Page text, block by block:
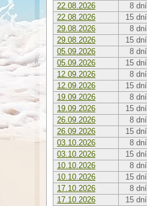
22.08.2026
8 dní
22.08.2026
15 dní
29.08.2026
8 dní
29.08.2026
15 dní
05.09.2026
8 dní
05.09.2026
15 dní
12.09.2026
8 dní
12.09.2026
15 dní
19.09.2026
8 dní
19.09.2026
15 dní
26.09.2026
8 dní
26.09.2026
15 dní
03.10.2026
8 dní
03.10.2026
15 dní
10.10.2026
8 dní
10.10.2026
15 dní
17.10.2026
8 dní
17.10.2026
15 dní